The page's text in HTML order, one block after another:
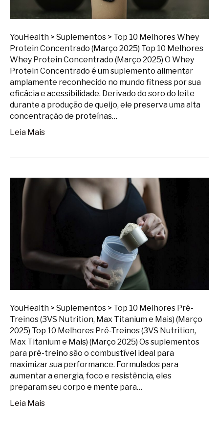
YouHealth > Suplementos > Top 10 Melhores Whey
Protein Concentrado (Março 2025) Top 10 Melhores
Whey Protein Concentrado (Março 2025) O Whey
Protein Concentrado é um suplemento alimentar
amplamente reconhecido no mundo fitness por sua
eficácia e acessibilidade. Derivado do soro do leite
durante a produção de queijo, ele preserva uma alta
concentração de proteínas…
Leia Mais
YouHealth > Suplementos > Top 10 Melhores Pré-
Treinos (3VS Nutrition, Max Titanium e Mais) (Março
2025) Top 10 Melhores Pré-Treinos (3VS Nutrition,
Max Titanium e Mais) (Março 2025) Os suplementos
para pré-treino são o combustível ideal para
maximizar sua performance. Formulados para
aumentar a energia, foco e resistência, eles
preparam seu corpo e mente para…
Leia Mais